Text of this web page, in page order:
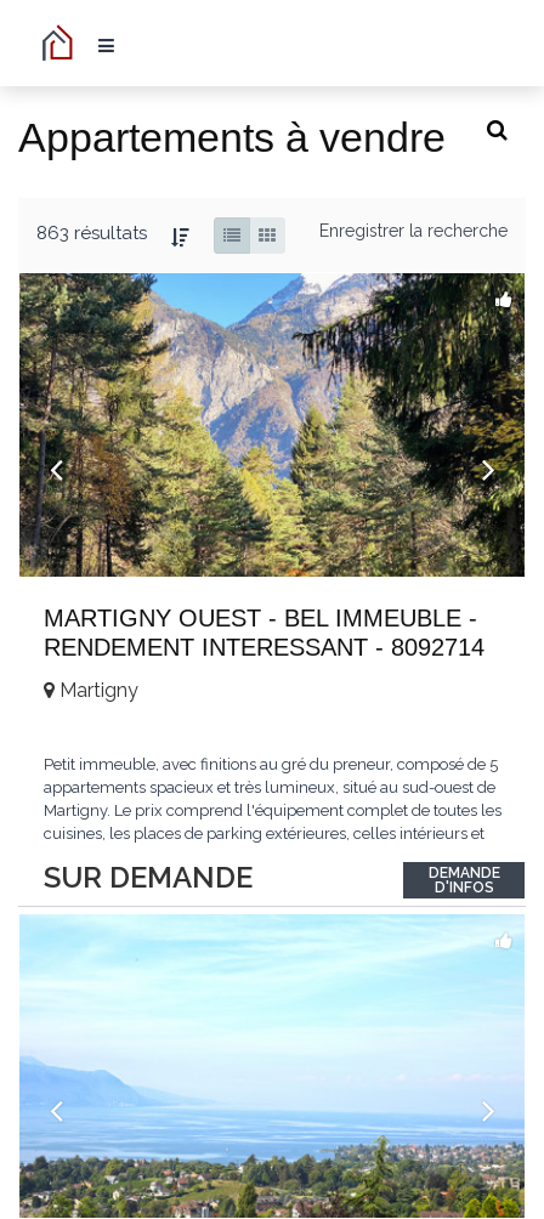
Appartements à vendre
863 résultats Enregistrer la recherche
MARTIGNY OUEST - BEL IMMEUBLE -
RENDEMENT INTERESSANT - 8092714
SUR DEMANDE
Martigny
Petit immeuble, avec finitions au gré du preneur, composé de 5
appartements spacieux et très lumineux, situé au sud-ouest de
Martigny. Le prix comprend l'équipement complet de toutes les
cuisines, les places de parking extérieures, celles intérieurs et
opportunité exclusive avec un rendement intéressant. Plus
d'informations...
DEMANDE
D'INFOS